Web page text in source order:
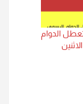
تعطل الدوام